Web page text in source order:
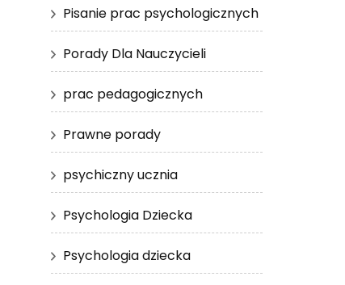
Pisanie prac psychologicznych
Porady Dla Nauczycieli
prac pedagogicznych
Prawne porady
psychiczny ucznia
Psychologia Dziecka
Psychologia dziecka